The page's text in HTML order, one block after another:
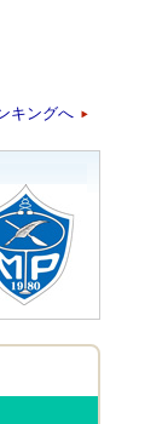
キングへ